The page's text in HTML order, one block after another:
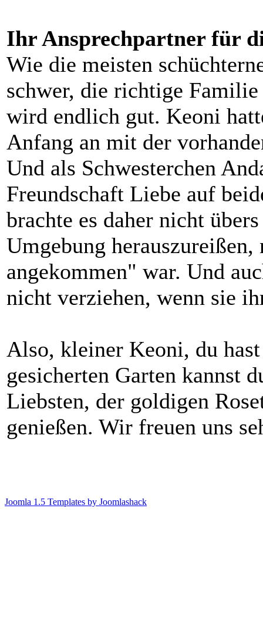
Ihr Ansprechpartner für
Wie die meisten
schwer, die richtige
wird endlich gut. Keoni
Anfang an mit der
Und als Schwesterchen
Freundschaft Liebe auf
brachte es daher nicht
Umgebung
angekommen" war. Und
nicht verziehen, wenn sie
Also, kleiner Keoni, du
gesicherten Garten kannst
Liebsten, der goldigen
genießen. Wir freuen uns
Joomla 1.5 Templates by Joomlashack